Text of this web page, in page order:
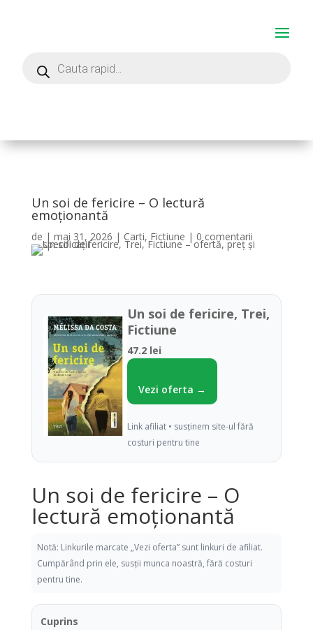
Un soi de fericire – O lectură
emoționantă
de | mai 31, 2026 | Carti, Fictiune | 0 comentarii
Un soi de fericire, Trei,
Fictiune
47.2 lei
Vezi oferta →
Link afiliat • susținem site-ul fără
costuri pentru tine
Un soi de fericire – O
lectură emoționantă
Notă: Linkurile marcate „Vezi oferta” sunt linkuri de afiliat.
Cumpărând prin ele, susții munca noastră, fără costuri
pentru tine.
Cuprins